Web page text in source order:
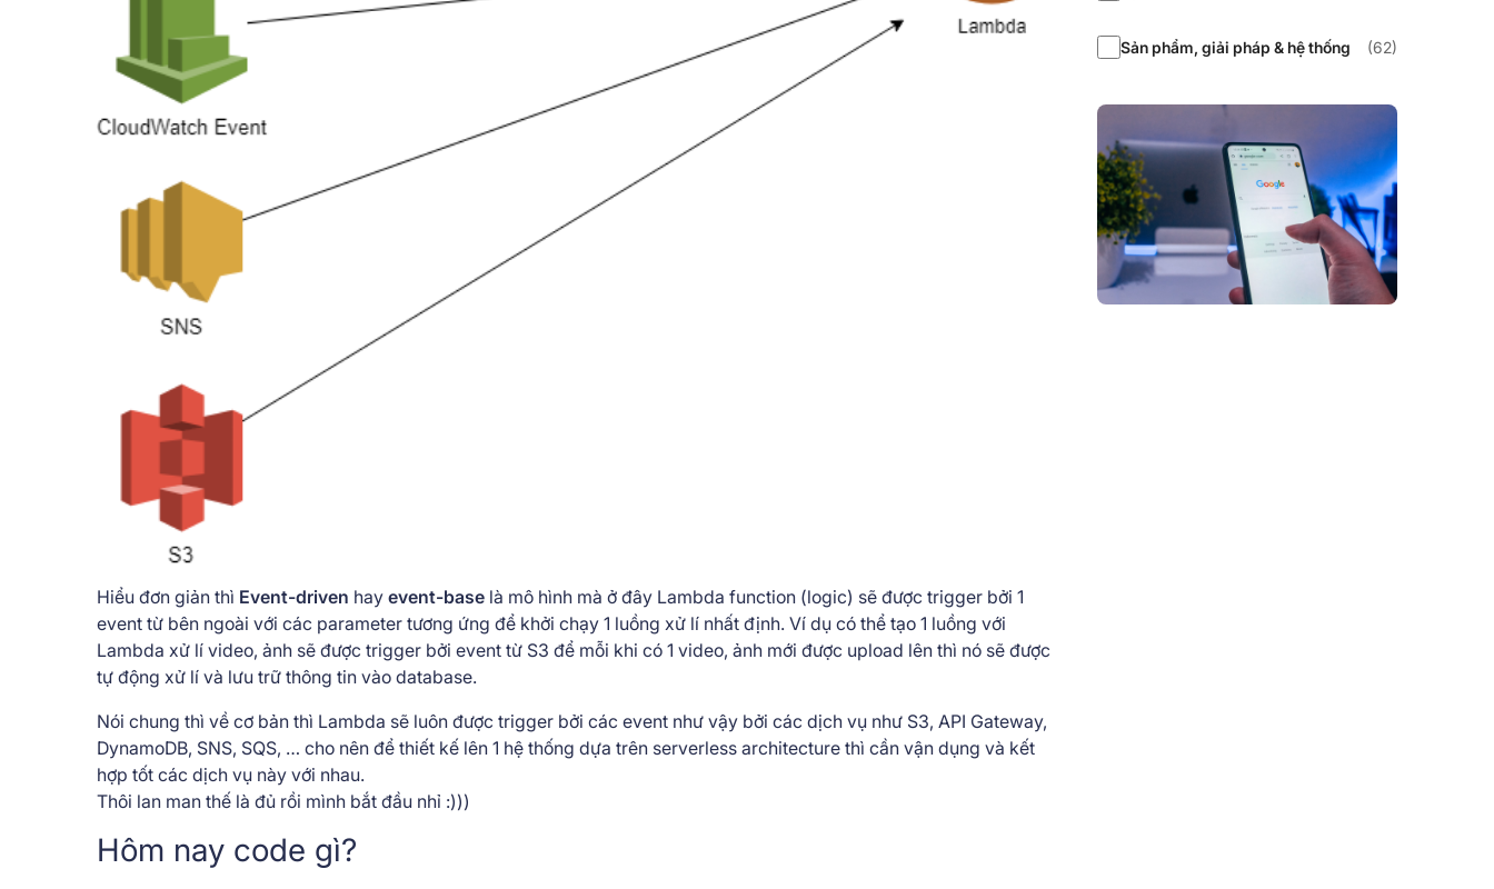
Hiểu đơn giản thì Event-driven hay event-base là mô hình mà ở đây Lambda function (logic) sẽ được trigger bởi 1
event từ bên ngoài với các parameter tương ứng để khởi chạy 1 luồng xử lí nhất định. Ví dụ có thể tạo 1 luồng với
Lambda xử lí video, ảnh sẽ được trigger bởi event từ S3 để mỗi khi có 1 video, ảnh mới được upload lên thì nó sẽ được
tự động xử lí và lưu trữ thông tin vào database.
Nói chung thì về cơ bản thì Lambda sẽ luôn được trigger bởi các event như vậy bởi các dịch vụ như S3, API Gateway,
DynamoDB, SNS, SQS, … cho nên để thiết kế lên 1 hệ thống dựa trên serverless architecture thì cần vận dụng và kết
hợp tốt các dịch vụ này với nhau.
Thôi lan man thế là đủ rồi mình bắt đầu nhỉ :)))
Hôm nay code gì?
Sản phẩm, giải pháp & hệ thống (62)